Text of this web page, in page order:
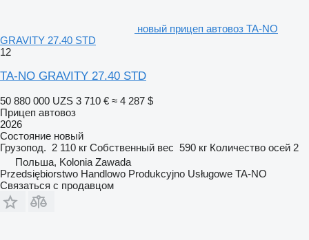
новый прицеп автовоз TA-NO
GRAVITY 27.40 STD
12
TA-NO GRAVITY 27.40 STD
50 880 000 UZS 3 710 € ≈ 4 287 $
Прицеп автовоз
2026
Состояние новый
Грузопод. 2 110 кг Собственный вес 590 кг Количество осей 2
Польша, Kolonia Zawada
Przedsiębiorstwo Handlowo Produkcyjno Usługowe TA-NO
Связаться с продавцом